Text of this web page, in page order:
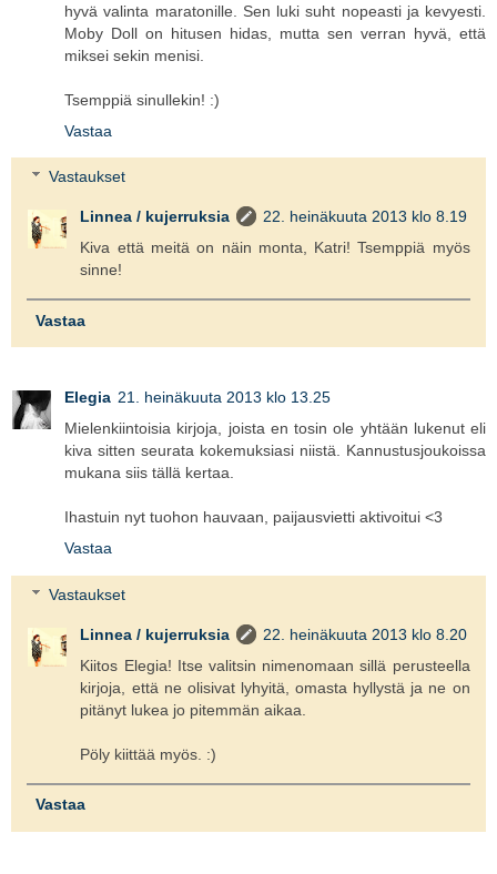
hyvä valinta maratonille. Sen luki suht nopeasti ja kevyesti.
Moby Doll on hitusen hidas, mutta sen verran hyvä, että
miksei sekin menisi.
Tsemppiä sinullekin! :)
Vastaa
Vastaukset
Linnea / kujerruksia
22. heinäkuuta 2013 klo 8.19
Kiva että meitä on näin monta, Katri! Tsemppiä myös
sinne!
Vastaa
Elegia 21. heinäkuuta 2013 klo 13.25
Mielenkiintoisia kirjoja, joista en tosin ole yhtään lukenut eli
kiva sitten seurata kokemuksiasi niistä. Kannustusjoukoissa
mukana siis tällä kertaa.
Ihastuin nyt tuohon hauvaan, paijausvietti aktivoitui <3
Vastaa
Vastaukset
Linnea / kujerruksia
22. heinäkuuta 2013 klo 8.20
Kiitos Elegia! Itse valitsin nimenomaan sillä perusteella
kirjoja, että ne olisivat lyhyitä, omasta hyllystä ja ne on
pitänyt lukea jo pitemmän aikaa.
Pöly kiittää myös. :)
Vastaa